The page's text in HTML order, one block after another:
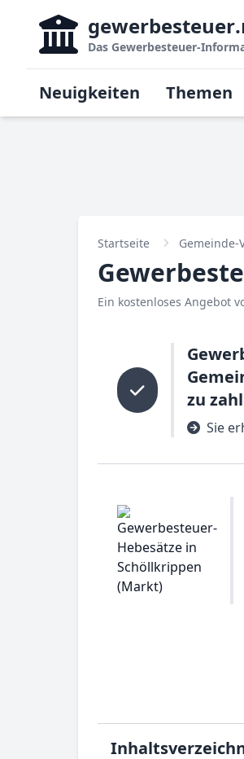
gewerbesteuer
Das Gewerbesteuer-
Neuigkeiten Themen
Startseite Gemeinde-
Ein kostenloses Angebot
zu
Sie